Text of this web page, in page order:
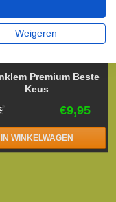
Premium Beste
Keus
€9,95
IN WINKELWAGEN
Weigeren